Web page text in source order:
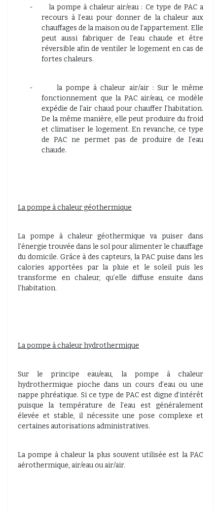
-
la pompe à chaleur air/eau : Ce type de PAC a
recours à l’eau pour donner de la chaleur aux
chauffages de la maison ou de l’appartement. Elle
peut aussi fabriquer de l’eau chaude et être
réversible afin de ventiler le logement en cas de
fortes chaleurs.
-
la pompe à chaleur air/air : Sur le même
fonctionnement que la PAC air/eau, ce modèle
expédie de l’air chaud pour chauffer l’habitation.
De la même manière, elle peut produire du froid
et climatiser le logement. En revanche, ce type
de PAC ne permet pas de produire de l’eau
chaude.
La pompe à chaleur géothermique
La pompe à chaleur géothermique va puiser dans
l’énergie trouvée dans le sol pour alimenter le chauffage
du domicile. Grâce à des capteurs, la PAC puise dans les
calories apportées par la pluie et le soleil puis les
transforme en chaleur, qu’elle diffuse ensuite dans
l’habitation.
La pompe à chaleur hydrothermique
Sur le principe eau/eau, la pompe à chaleur
hydrothermique pioche dans un cours d’eau ou une
nappe phréatique. Si ce type de PAC est digne d’intérêt
puisque la température de l’eau est généralement
élevée et stable, il nécessite une pose complexe et
certaines autorisations administratives.
La pompe à chaleur la plus souvent utilisée est la PAC
aérothermique, air/eau ou air/air.